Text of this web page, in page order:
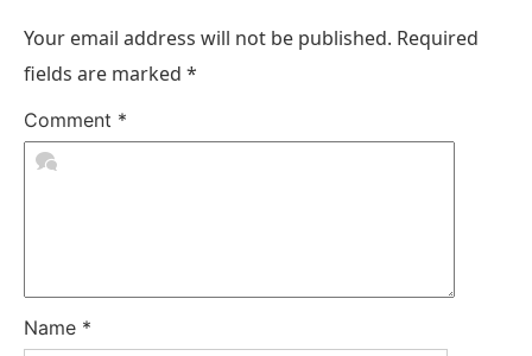
Your email address will not be published. Required
fields are marked *
Comment *
Name *